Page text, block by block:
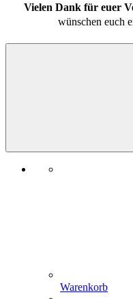
Vielen Dank für euer
wünschen euch
Warenkorb